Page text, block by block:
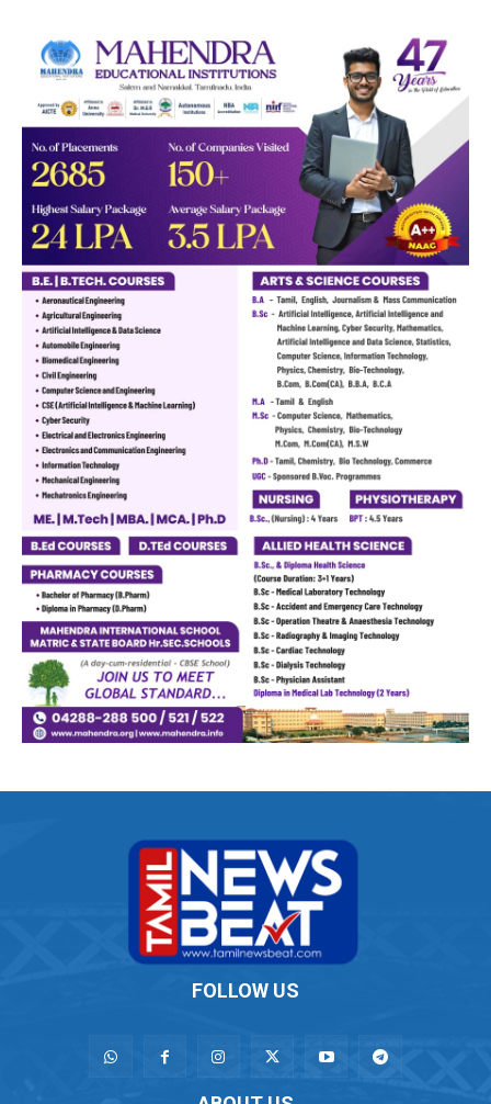
FOLLOW US